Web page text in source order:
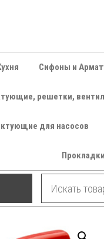
Сифоны и
решетки,
для насосов